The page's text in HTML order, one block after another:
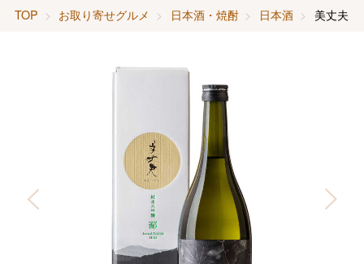
TOP お取り寄せグルメ 日本酒・焼酎 日本酒 美丈夫